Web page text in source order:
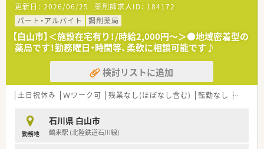
更新日： 2026/06/25 薬剤師求人ID： 184172
パート・アルバイト
調剤薬局
【白山市】＜施設在宅有り！/時給2,000円～＞●地域密着型の
薬局です！勤務曜日・時間等、柔軟に相談可能です♪
検討リストに追加
土日祝休み Ｗワーク可 残業なし(ほぼなし含む) 転勤なし 車通勤
勤務地
石川県 白山市
鶴来駅 (北陸鉄道石川線)